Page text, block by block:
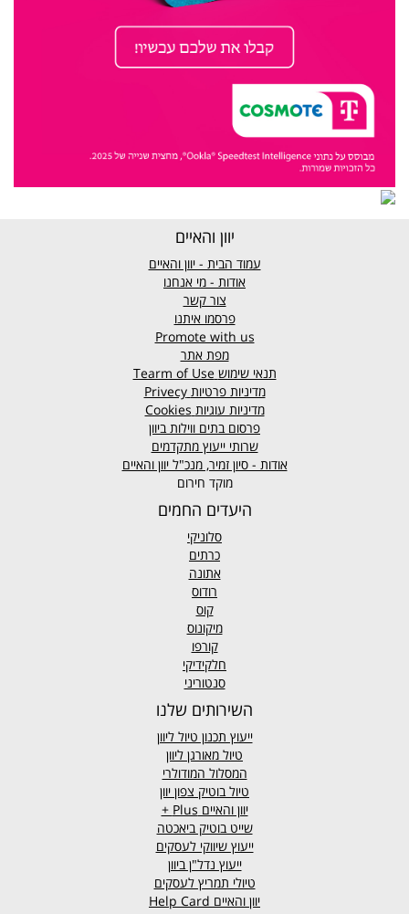
יוון והאיים
עמוד הבית - יוון והאיים
אודות - מי אנחנו
צור קשר
פרסמו איתנו
Promote with us
מפת אתר
תנאי שימוש
מדיניות פרטיות Privecy
מדיניות עוגיות Cookies
פרסום בתים ווילות ביוון
שרותי ייעוץ מתקדמים
אודות - סיון זמיר, מנכ"ל יוון והאיים
מוקד חירום
היעדים החמים
סלוניקי
כרתים
אתונה
רודוס
קוס
מיקונוס
קורפו
חלקידיקי
סנטוריני
השירותים שלנו
ייעוץ תכנון טיול ליוון
טיול מאורגן ליוון
המסלול המודולרי
טיול בוטיק צפון יוון
יוון והאיים Plus +
שייט בוטיק ביאכטה
ייעוץ שיווקי לעסקים
ייעוץ נדל"ן ביוון
טיולי תמריץ לעסקים
יוון והאיים Help Card